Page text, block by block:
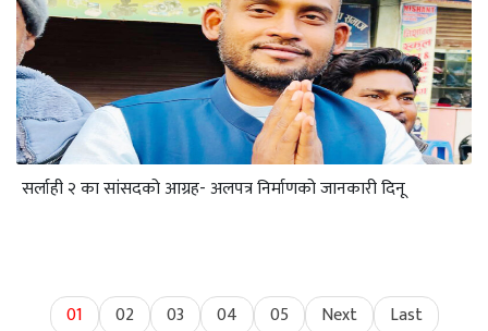
सर्लाही २ का सांसदको आग्रह- अलपत्र निर्माणको जानकारी दिनू
01 02 03 04 05 Next Last